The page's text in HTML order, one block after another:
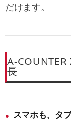
だけます。
A-
長
スマホも、タ